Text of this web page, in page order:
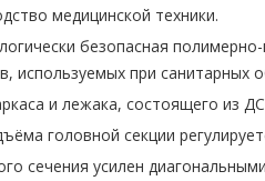
медицинской техники.
безопасная
используемых при санитарных
и лежака, состоящего
головной секции
сечения усилен